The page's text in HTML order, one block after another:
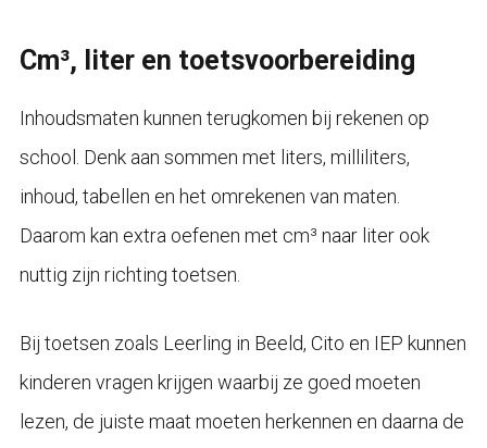
Cm³, liter en toetsvoorbereiding
Inhoudsmaten kunnen terugkomen bij rekenen op
school. Denk aan sommen met liters, milliliters,
inhoud, tabellen en het omrekenen van maten.
Daarom kan extra oefenen met cm³ naar liter ook
nuttig zijn richting toetsen.
Bij toetsen zoals Leerling in Beeld, Cito en IEP kunnen
kinderen vragen krijgen waarbij ze goed moeten
lezen, de juiste maat moeten herkennen en daarna de